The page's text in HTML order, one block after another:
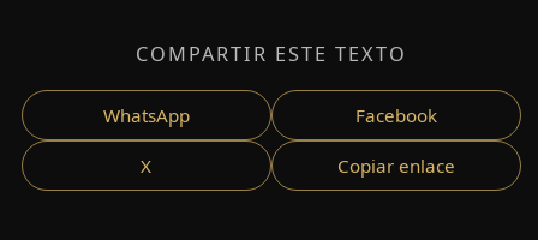
COMPARTIR ESTE TEXTO
WhatsApp Facebook
X Copiar enlace